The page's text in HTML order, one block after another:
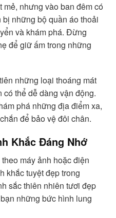
nhưng vào ban đêm có
những bộ quần áo thoải
và khám phá. Đừng
để giữ ấm trong những
những loại thoáng mát
thể dễ dàng vận động.
phá những địa điểm xa,
để bảo vệ đôi chân.
Khắc Đáng Nhớ
máy ảnh hoặc điện
khắc tuyệt đẹp trong
sắc thiên nhiên tươi đẹp
những bức hình lung